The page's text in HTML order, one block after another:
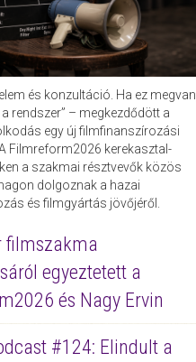
és konzultáció. Ha ez megvan,
rendszer” – megkezdődött a
egy új filmfinanszírozási
Filmreform2026 kerekasztal-
a szakmai résztvevők közös
dolgoznak a hazai
és filmgyártás jövőjéről.
filmszakma
egyeztetett a
és Nagy Ervin
#124: Elindult a